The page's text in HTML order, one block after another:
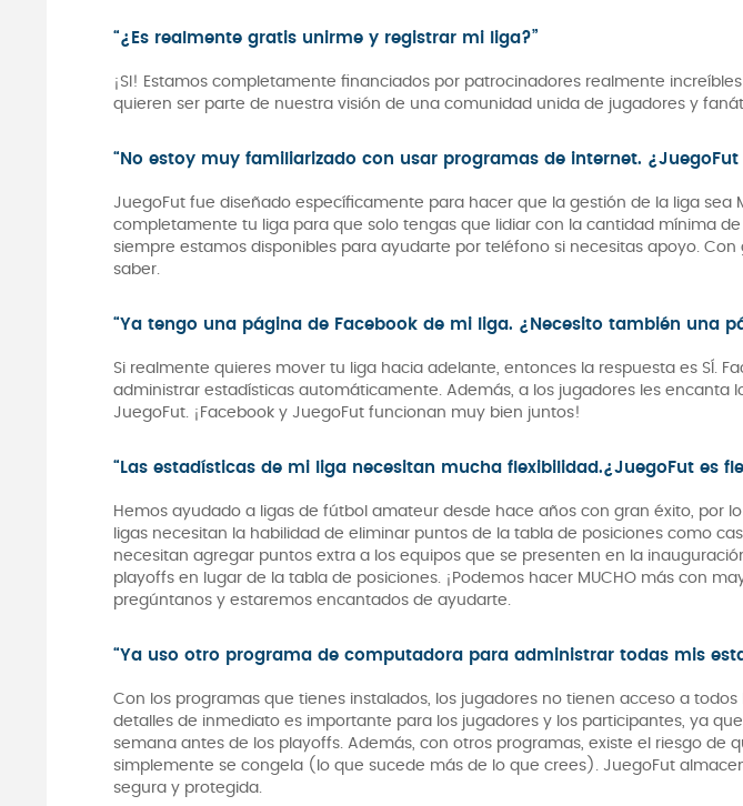
“¿Es realmente gratis unirme y registrar mi liga?”
¡SI! Estamos completamente financiados por patrocinadores realmente
quieren ser parte de nuestra visión de una comunidad unida de jugadores y
“No estoy muy familiarizado con usar programas de internet. ¿JuegoFut
JuegoFut fue diseñado específicamente para hacer que la gestión de la liga sea
completamente tu liga para que solo tengas que lidiar con la cantidad mínima
siempre estamos disponibles para ayudarte por teléfono si necesitas apoyo.
saber.
“Ya tengo una página de Facebook de mi liga. ¿Necesito también una
Si realmente quieres mover tu liga hacia adelante, entonces la respuesta es SÍ.
administrar estadísticas automáticamente. Además, a los jugadores les encanta
JuegoFut. ¡Facebook y JuegoFut funcionan muy bien juntos!
“Las estadísticas de mi liga necesitan mucha flexibilidad.¿JuegoFut es
Hemos ayudado a ligas de fútbol amateur desde hace años con gran éxito, por
ligas necesitan la habilidad de eliminar puntos de la tabla de posiciones como
necesitan agregar puntos extra a los equipos que se presenten en la
playoffs en lugar de la tabla de posiciones. ¡Podemos hacer MUCHO más con
pregúntanos y estaremos encantados de ayudarte.
“Ya uso otro programa de computadora para administrar todas mis
Con los programas que tienes instalados, los jugadores no tienen acceso a
detalles de inmediato es importante para los jugadores y los participantes, ya
semana antes de los playoffs. Además, con otros programas, existe el riesgo
simplemente se congela (lo que sucede más de lo que crees). JuegoFut
segura y protegida.